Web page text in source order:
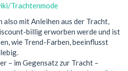
Trachtenmode
mit Anleihen aus der Tracht,
billig erworben werde und ist
wie Trend-Farben, beeinflusst
– im Gegensatz zur Tracht –